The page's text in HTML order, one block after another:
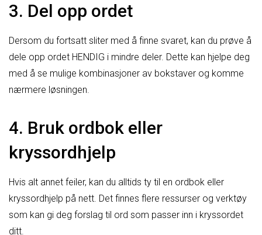
3. Del opp ordet
Dersom du fortsatt sliter med å finne svaret, kan du prøve å
dele opp ordet HENDIG i mindre deler. Dette kan hjelpe deg
med å se mulige kombinasjoner av bokstaver og komme
nærmere løsningen.
4. Bruk ordbok eller
kryssordhjelp
Hvis alt annet feiler, kan du alltids ty til en ordbok eller
kryssordhjelp på nett. Det finnes flere ressurser og verktøy
som kan gi deg forslag til ord som passer inn i kryssordet
ditt.